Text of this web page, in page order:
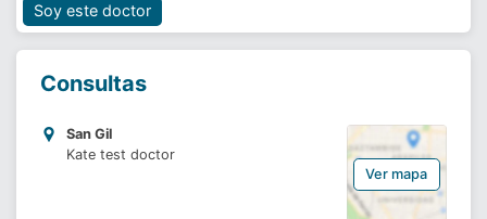
¿Eres un doctor?
Soy este doctor
Consultas
San Gil
Kate test doctor
Ver mapa